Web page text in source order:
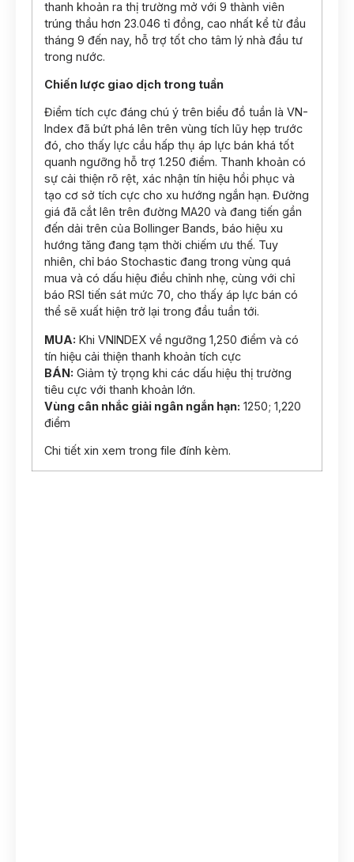
thanh khoản ra thị trường mở với 9 thành viên
trúng thầu hơn 23.046 tỉ đồng, cao nhất kể từ đầu
tháng 9 đến nay, hỗ trợ tốt cho tâm lý nhà đầu tư
trong nước.
Chiến lược giao dịch trong tuần
Điểm tích cực đáng chú ý trên biểu đồ tuần là VN-
Index đã bứt phá lên trên vùng tích lũy hẹp trước
đó, cho thấy lực cầu hấp thụ áp lực bán khá tốt
quanh ngưỡng hỗ trợ 1.250 điểm. Thanh khoản có
sự cải thiện rõ rệt, xác nhận tín hiệu hồi phục và
tạo cơ sở tích cực cho xu hướng ngắn hạn. Đường
giá đã cắt lên trên đường MA20 và đang tiến gần
đến dải trên của Bollinger Bands, báo hiệu xu
hướng tăng đang tạm thời chiếm ưu thế. Tuy
nhiên, chỉ báo Stochastic đang trong vùng quá
mua và có dấu hiệu điều chỉnh nhẹ, cùng với chỉ
báo RSI tiến sát mức 70, cho thấy áp lực bán có
thể sẽ xuất hiện trở lại trong đầu tuần tới.
MUA: Khi VNINDEX về ngưỡng 1,250 điểm và có
tín hiệu cải thiện thanh khoản tích cực
BÁN: Giảm tỷ trọng khi các dấu hiệu thị trường
tiêu cực với thanh khoản lớn.
Vùng cân nhắc giải ngân ngắn hạn: 1250; 1,220
điểm
Chi tiết xin xem trong file đính kèm.